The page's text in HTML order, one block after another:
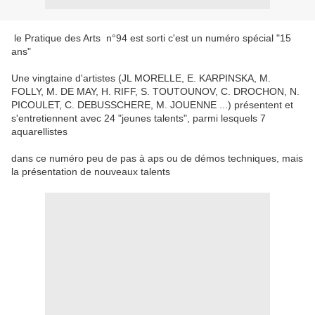
le Pratique des Arts n°94 est sorti c'est un numéro spécial "15
ans"
Une vingtaine d'artistes (JL MORELLE, E. KARPINSKA, M.
FOLLY, M. DE MAY, H. RIFF, S. TOUTOUNOV, C. DROCHON, N.
PICOULET, C. DEBUSSCHERE, M. JOUENNE ...) présentent et
s'entretiennent avec 24 "jeunes talents", parmi lesquels 7
aquarellistes
dans ce numéro peu de pas à aps ou de démos techniques, mais
la présentation de nouveaux talents